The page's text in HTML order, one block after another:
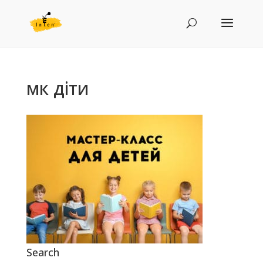
мк діти
Search